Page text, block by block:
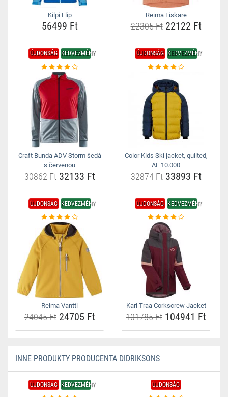
Kilpi Flip
56499 Ft
Reima Fiskare
22305 Ft22122 Ft
ÚJDONSÁG KEDVEZMÉNY
Craft Bunda ADV Storm šedá
s červenou
30862 Ft32133 Ft
ÚJDONSÁG KEDVEZMÉNY
Color Kids Ski jacket, quilted,
AF 10.000
32874 Ft33893 Ft
ÚJDONSÁG KEDVEZMÉNY
Reima Vantti
24045 Ft24705 Ft
ÚJDONSÁG KEDVEZMÉNY
Kari Traa Corkscrew Jacket
101785 Ft 104941 Ft
INNE PRODUKTY PRODUCENTA DIDRIKSONS
ÚJDONSÁG KEDVEZMÉNY ÚJDONSÁG